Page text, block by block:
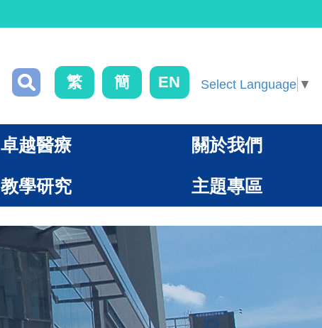
繁 簡 EN Select Language ▼
卓越醫療 關於我們
教學研究 主題專區